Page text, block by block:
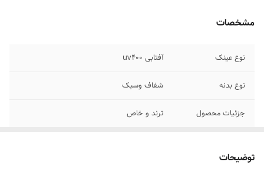
مشخصات
نوع عینک آفتابی uv400
نوع بدنه شفاف وسبک
جزئیات محصول ترند و خاص
توضیحات